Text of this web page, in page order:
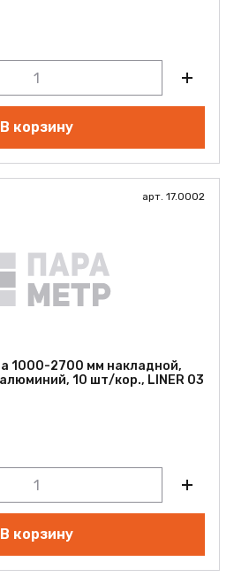
В корзину
арт. 17.0002
1000-2700 мм накладной,
10 шт/кор., LINER 03
В корзину